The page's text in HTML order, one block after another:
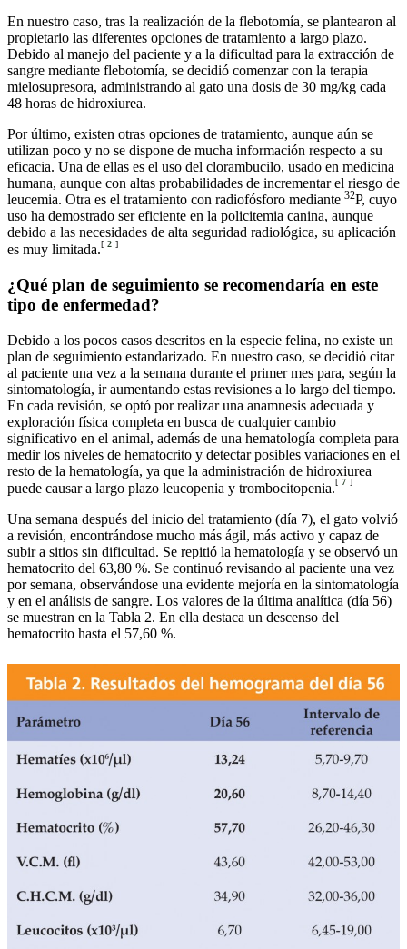
En nuestro caso, tras la realización de la flebotomía, se plantearon al
propietario las diferentes opciones de tratamiento a largo plazo.
Debido al manejo del paciente y a la dificultad para la extracción de
sangre mediante flebotomía, se decidió comenzar con la terapia
mielosupresora, administrando al gato una dosis de 30 mg/kg cada
48 horas de hidroxiurea.
Por último, existen otras opciones de tratamiento, aunque aún se
utilizan poco y no se dispone de mucha información respecto a su
eficacia. Una de ellas es el uso del clorambucilo, usado en medicina
humana, aunque con altas probabilidades de incrementar el riesgo de
leucemia. Otra es el tratamiento con radiofósforo mediante 32P, cuyo
uso ha demostrado ser eficiente en la policitemia canina, aunque
debido a las necesidades de alta seguridad radiológica, su aplicación
es muy limitada.[ 2 ]
¿Qué plan de seguimiento se recomendaría en este
tipo de enfermedad?
Debido a los pocos casos descritos en la especie felina, no existe un
plan de seguimiento estandarizado. En nuestro caso, se decidió citar
al paciente una vez a la semana durante el primer mes para, según la
sintomatología, ir aumentando estas revisiones a lo largo del tiempo.
En cada revisión, se optó por realizar una anamnesis adecuada y
exploración física completa en busca de cualquier cambio
significativo en el animal, además de una hematología completa para
medir los niveles de hematocrito y detectar posibles variaciones en el
resto de la hematología, ya que la administración de hidroxiurea
puede causar a largo plazo leucopenia y trombocitopenia.[ 7 ]
Una semana después del inicio del tratamiento (día 7), el gato volvió
a revisión, encontrándose mucho más ágil, más activo y capaz de
subir a sitios sin dificultad. Se repitió la hematología y se observó un
hematocrito del 63,80 %. Se continuó revisando al paciente una vez
por semana, observándose una evidente mejoría en la sintomatología
y en el análisis de sangre. Los valores de la última analítica (día 56)
se muestran en la Tabla 2. En ella destaca un descenso del
hematocrito hasta el 57,60 %.